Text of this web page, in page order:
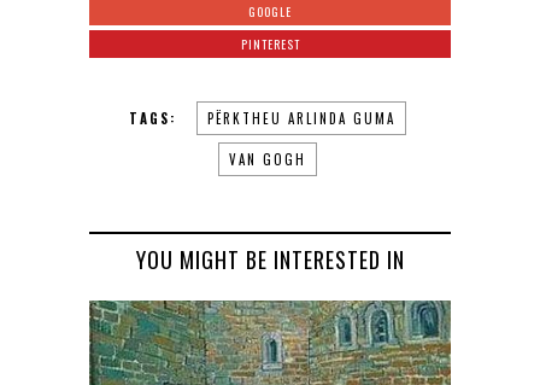
GOOGLE
PINTEREST
TAGS: PËRKTHEU ARLINDA GUMA
VAN GOGH
YOU MIGHT BE INTERESTED IN